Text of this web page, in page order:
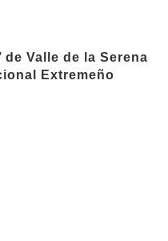
de Valle de la Serena
Extremeño